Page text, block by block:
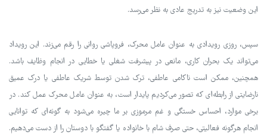
این وضعیت نیز به تدریج عادی به نظر می‌رسد.
سپس، روزی رویدادی به عنوان عامل محرک، فروپاشی روانی را رقم می‌زند. این رویداد
می‌تواند یک بحران کاری، مانعی در پیشرفت شغلی یا خطایی در انجام وظایف باشد.
همچنین، ممکن است ناکامی عاطفی، ترک شدن توسط شریک عاطفی یا درک عمیق
نارضایتی از رابطه‌ای که تصور می‌کردیم پایدار است، به عنوان عامل محرک عمل کند. در
برخی موارد، احساس خستگی و غم مرموزی بر ما چیره می‌شود به گونه‌ای که توانایی
انجام هرگونه فعالیتی، حتی صرف شام با خانواده یا گفتگو با دوستان را از دست می‌دهیم.